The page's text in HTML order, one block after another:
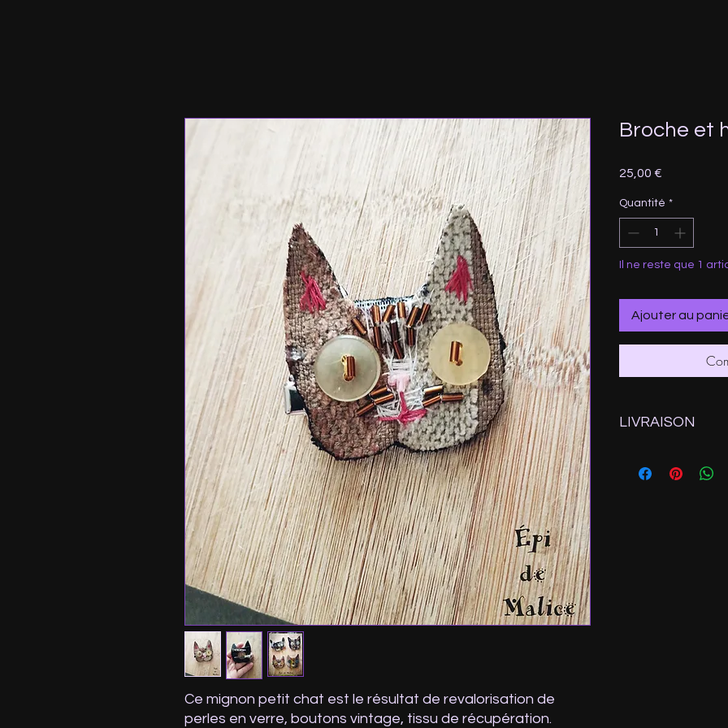
Ce mignon petit chat est le résultat de revalorisation de
perles en verre, boutons vintage, tissu de récupération.
Broche et
25,00 €
Quantité *
Il ne reste que 1
Ajouter au
LIVRAISON
Ps: Si vous